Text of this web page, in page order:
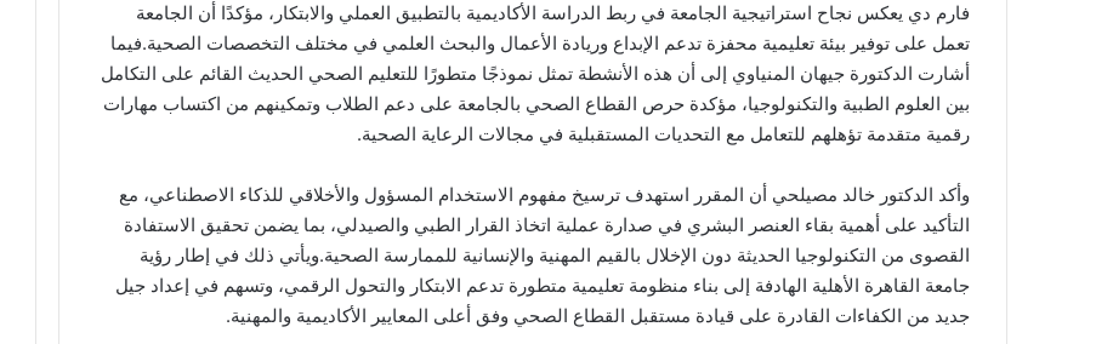
فارم دي يعكس نجاح استراتيجية الجامعة في ربط الدراسة الأكاديمية بالتطبيق العملي والابتكار، مؤكدًا أن الجامعة
تعمل على توفير بيئة تعليمية محفزة تدعم الإبداع وريادة الأعمال والبحث العلمي في مختلف التخصصات الصحية.فيما
أشارت الدكتورة جيهان المنياوي إلى أن هذه الأنشطة تمثل نموذجًا متطورًا للتعليم الصحي الحديث القائم على التكامل
بين العلوم الطبية والتكنولوجيا، مؤكدة حرص القطاع الصحي بالجامعة على دعم الطلاب وتمكينهم من اكتساب مهارات
رقمية متقدمة تؤهلهم للتعامل مع التحديات المستقبلية في مجالات الرعاية الصحية.
وأكد الدكتور خالد مصيلحي أن المقرر استهدف ترسيخ مفهوم الاستخدام المسؤول والأخلاقي للذكاء الاصطناعي، مع
التأكيد على أهمية بقاء العنصر البشري في صدارة عملية اتخاذ القرار الطبي والصيدلي، بما يضمن تحقيق الاستفادة
القصوى من التكنولوجيا الحديثة دون الإخلال بالقيم المهنية والإنسانية للممارسة الصحية.ويأتي ذلك في إطار رؤية
جامعة القاهرة الأهلية الهادفة إلى بناء منظومة تعليمية متطورة تدعم الابتكار والتحول الرقمي، وتسهم في إعداد جيل
جديد من الكفاءات القادرة على قيادة مستقبل القطاع الصحي وفق أعلى المعايير الأكاديمية والمهنية.